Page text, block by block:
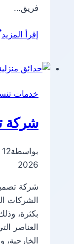
فريق…
إقرأ المزيد
خدمات
شركة
بواسطة12 مايو، 2024
2026
شركة
الشركات
بكثرة،
العناصر